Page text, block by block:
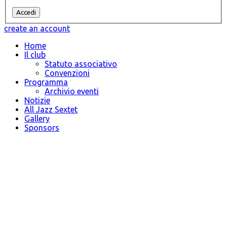
create an account
Home
Il club
Statuto associativo
Convenzioni
Programma
Archivio eventi
Notizie
All Jazz Sextet
Gallery
Sponsors